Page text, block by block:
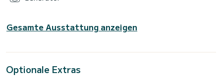
Gesamte Ausstattung anzeigen
Optionale Extras